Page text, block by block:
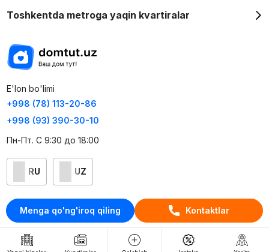
Menga qo'ng'iroq qiling Kontaktlar
Toshkentda metroga yaqin kvartiralar
E'lon bo'limi
+998 (78) 113-20-86
+998 (93) 390-30-10
Пн-Пт. С 9:30 до 18:00
RU UZ
Kontaktlar
loyiha haqida
Webnow © loyihasi